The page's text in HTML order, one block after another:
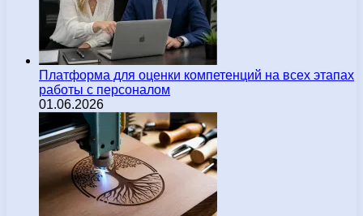
Платформа для оценки компетенций на всех этапах
работы с персоналом
01.06.2026